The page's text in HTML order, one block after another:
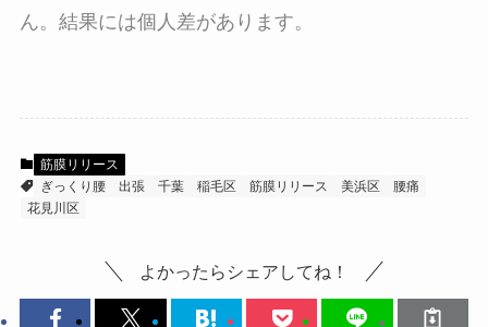
ん。結果には個人差があります。
筋膜リリース
ぎっくり腰
出張 千葉 稲毛区 筋膜リリース 美浜区
腰痛
花見川区
よかったらシェアしてね！